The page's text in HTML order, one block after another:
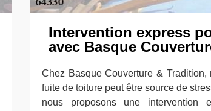
Intervention express
avec Basque
Chez Basque Couverture &
fuite de toiture peut être source de
nous proposons une intervention